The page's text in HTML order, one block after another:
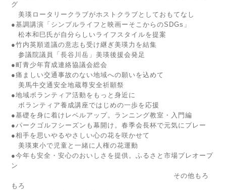
グ
美瑛ロータリークラブがホストクラブとしておもてなし
●基調講演「シンプルライフと映画ーそこからのSDGs」
松本和巳氏が自分らしいライフスタイルを提案
●竹内英順道議の意志も受け継ぎ美瑛力を結集
参議院議員「長谷川岳」美瑛後援会発足
●町青少年育成連絡協議会総会
●痛ましい交通事故のない地域への願いを込めて
美馬牛交通安全地蔵尊安全祈願祭
●地域ボランティア活動をもっと身近に
ボランティア養成講座ではじめの一歩を応援
●基礎を身に着けレベルアップ。ランニング教室・入門編
●パークゴルフシーズンも幕開け。春季会長杯で元気にプレー
●相手を思いやるやさしい心の花を咲かせて
美瑛東小で児童と一緒に人権の花運動
●今年も安全・安心のおいしさを提供。ふるさと市場プレオープ
ン
その他もろ
もろ